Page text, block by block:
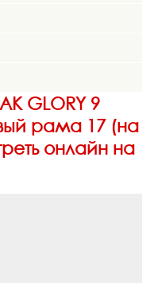
GLORY 9
рама 17 (на
онлайн на